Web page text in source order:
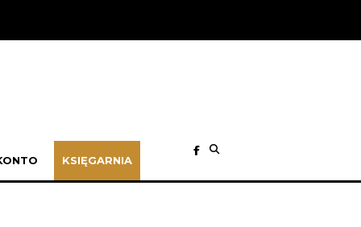
KSIĘGARNIA